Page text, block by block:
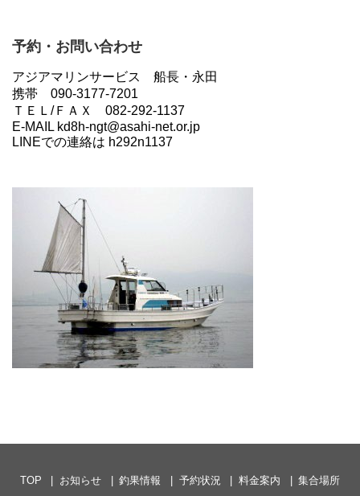
予約・お問い合わせ
アジアマリンサービス 船長・永田
携帯 090-3177-7201
ＴＥＬ/ＦＡＸ 082-292-1137
E-MAIL kd8h-ngt@asahi-net.or.jp
LINEでの連絡は h292n1137
TOP お知らせ 釣果情報 予約状況 料金案内 集合場所